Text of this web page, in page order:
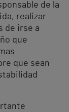
de la
realizar
de irse a
que
que sean